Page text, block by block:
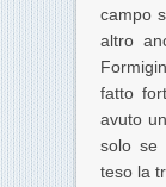
campo
altro
fatto
avuto
solo se
teso la